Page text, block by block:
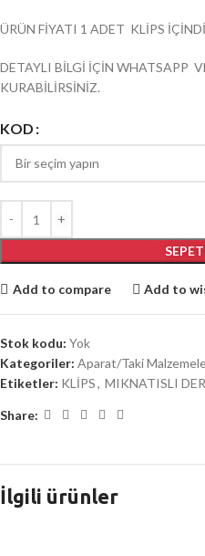
ÜRÜN FİYATI 1 ADET KLİPS
DETAYLI BİLGİ İÇİN WHATSAPP
KURABİLİRSİNİZ.
KOD
Add to compare Add to
Stok kodu: Yok
Kategoriler: Aparat/Taki
Etiketler: KLİPS, MIKNATISLI
Share:
İlgili ürünler